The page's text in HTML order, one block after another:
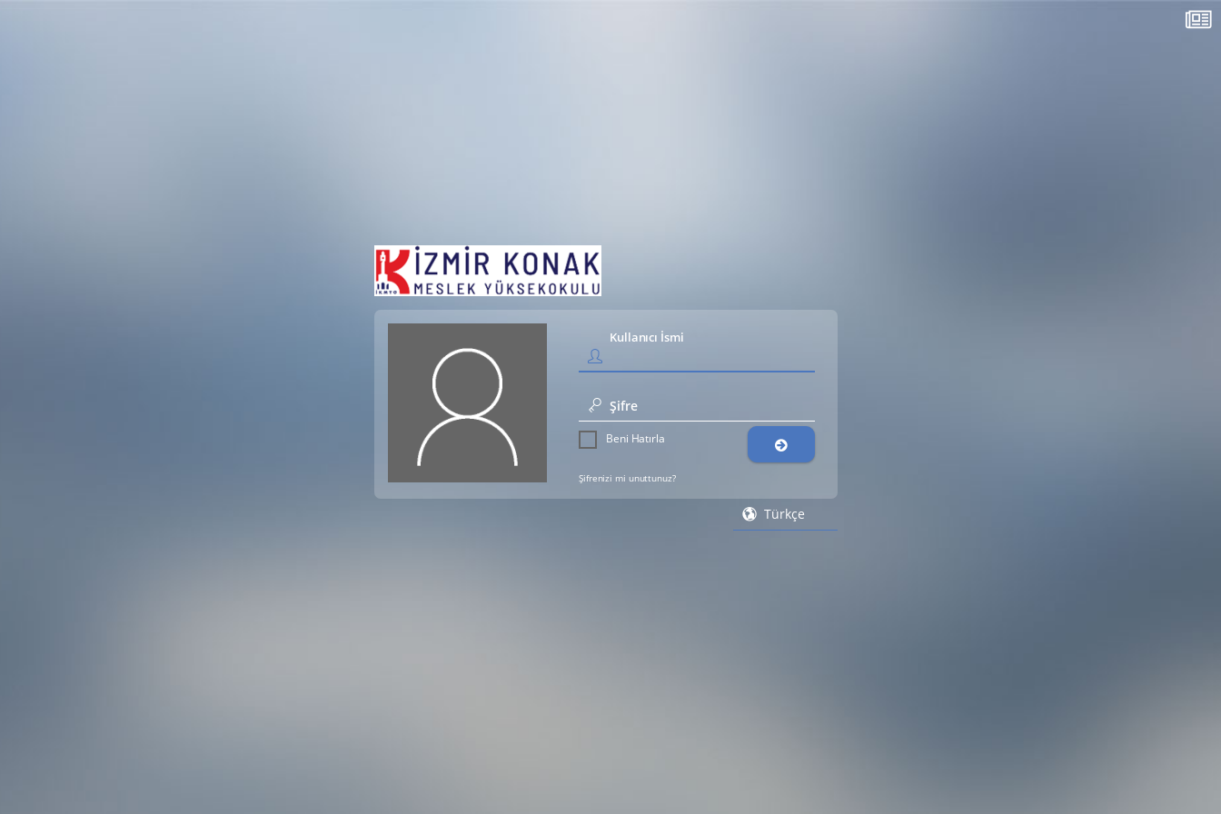
Kullanıcı İsmi
Şifre
Beni Hatırla
Şifrenizi mi unuttunuz?